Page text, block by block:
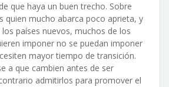
que haya un buen trecho. Sobre
quien mucho abarca poco aprieta, y
países nuevos, muchos de los
imponer no se puedan imponer
mayor tiempo de transición.
a que cambien antes de ser
admitirlos para promover el